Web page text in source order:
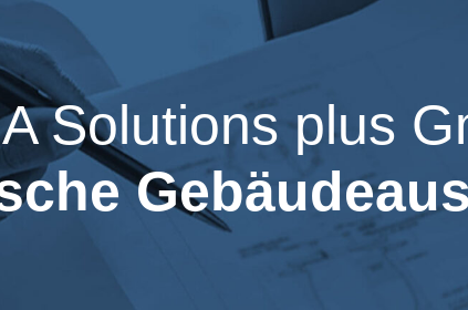
Solutions plus